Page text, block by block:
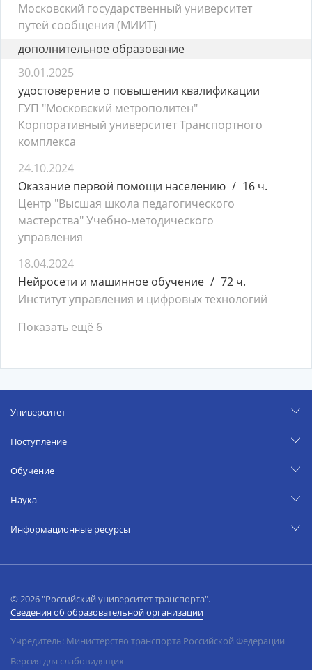
Московский государственный университет
путей сообщения (МИИТ)
дополнительное образование
30.01.2025
удостоверение о повышении квалификации
ГУП "Московский метрополитен"
Корпоративный университет Транспортного
комплекса
24.10.2024
Оказание первой помощи населению
16 ч.
Центр "Высшая школа педагогического
мастерства" Учебно-методического
управления
18.04.2024
Нейросети и машинное обучение
72 ч.
Институт управления и цифровых технологий
Показать ещё 6
Университет
Поступление
Обучение
Наука
Информационные ресурсы
© 2026 "Российский университет транспорта".
Сведения об образовательной организации
Учредитель: Министерство транспорта Российской Федерации
Версия для слабовидящих